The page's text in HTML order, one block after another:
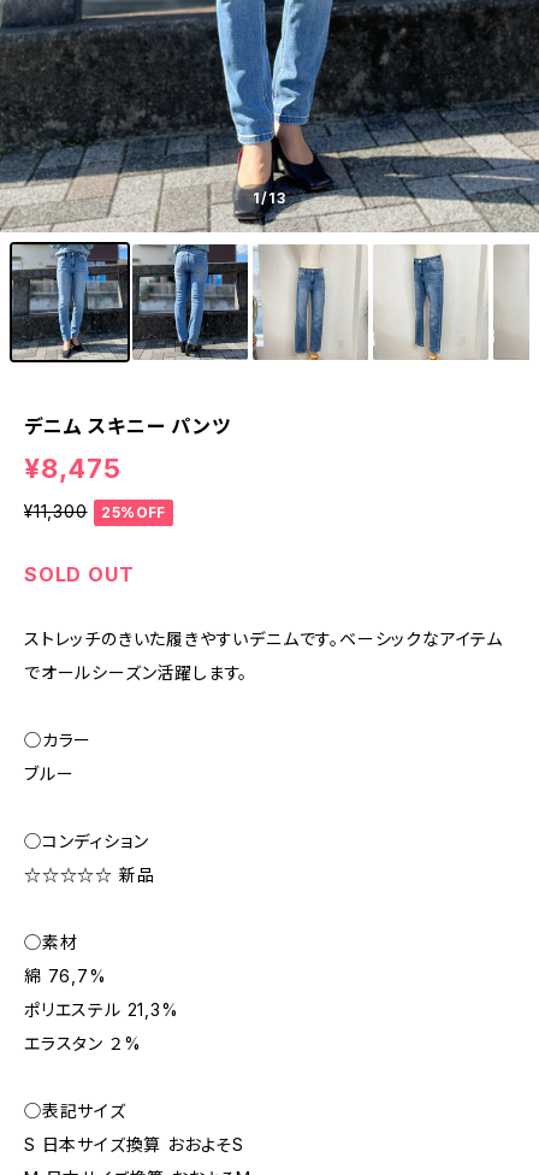
1/13
デニム スキニー パンツ
¥8,475
¥11,300 25%OFF
SOLD OUT
ストレッチのきいた履きやすいデニムです。ベーシックなアイテム
でオールシーズン活躍します。
◯カラー
ブルー
◯コンディション
☆☆☆☆☆ 新品
◯素材
綿 76,7%
ポリエステル 21,3%
エラスタン ２%
◯表記サイズ
S 日本サイズ換算 おおよそS